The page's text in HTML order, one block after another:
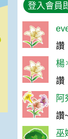
登入會員
讚
楊
讚
阿
讚
巫